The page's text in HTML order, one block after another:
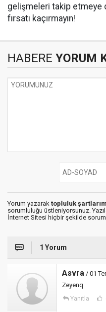
gelişmeleri takip etmeye
fırsatı kaçırmayın!
HABERE YORUM
Yorum yazarak topluluk
sorumluluğu üstleniyorsunuz.
İnternet Sitesi hiçbir şekilde
1 Yorum
Asvra / 01
Zeyenq
Yanıtla